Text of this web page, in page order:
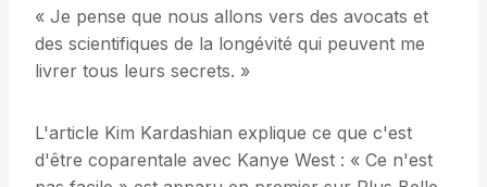
« Je pense que nous allons vers des avocats et
des scientifiques de la longévité qui peuvent me
livrer tous leurs secrets. »
L'article Kim Kardashian explique ce que c'est
d'être coparentale avec Kanye West : « Ce n'est